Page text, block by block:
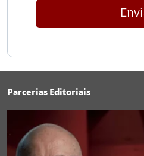
Parcerias Editoriais